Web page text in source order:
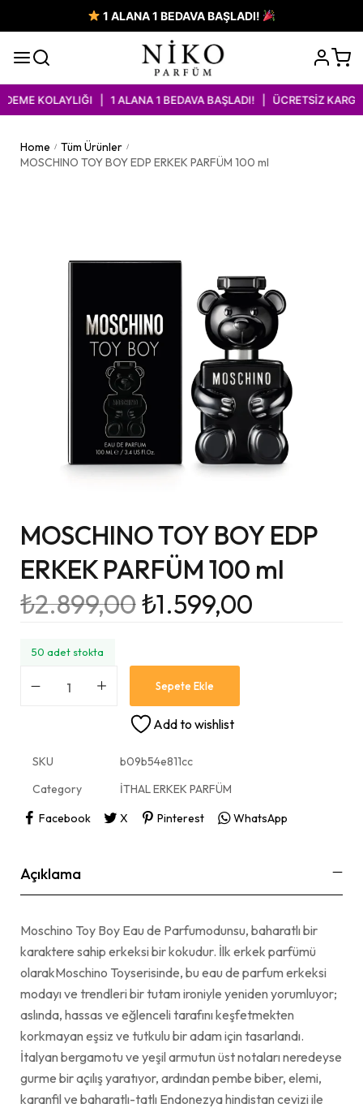
1 ALANA 1 BEDAVA BAŞLADI!
KOLAYLIĞI | 1 ALANA 1 BEDAVA BAŞLADI! | ÜCRETSİZ KARGO
Home / Tüm Ürünler /
MOSCHINO TOY BOY EDP ERKEK PARFÜM 100 ml
MOSCHINO TOY BOY EDP
ERKEK PARFÜM 100 ml
₺2.899,00₺1.599,00
50 adet stokta
Sepete Ekle
Add to wishlist
SKU
b09b54e811cc
Category
İTHAL ERKEK PARFÜM
Facebook
X Pinterest WhatsApp
Açıklama
Moschino Toy Boy Eau de Parfumodunsu, baharatlı bir
karaktere sahip erkeksi bir kokudur. İlk erkek parfümü
olarakMoschino Toyserisinde, bu eau de parfum erkeksi
modayı ve trendleri bir tutam ironiyle yeniden yorumluyor;
aslında, hassas ve eğlenceli tarafını keşfetmekten
korkmayan eşsiz ve tutkulu bir adam için tasarlandı.
İtalyan bergamotu ve yeşil armutun üst notaları neredeyse
gurme bir açılış yaratıyor, ardından pembe biber, elemi,
karanfil ve baharatlı-tatlı Endonezya hindistan cevizi ile